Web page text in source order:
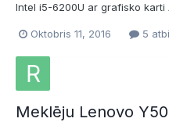
Intel i5-6200U ar grafisko karti
nespēlēju vispār, nedaudz
ofiss un paris vienkārši softi.
Oktobris 11, 2016 5
Meklēju Lenovo